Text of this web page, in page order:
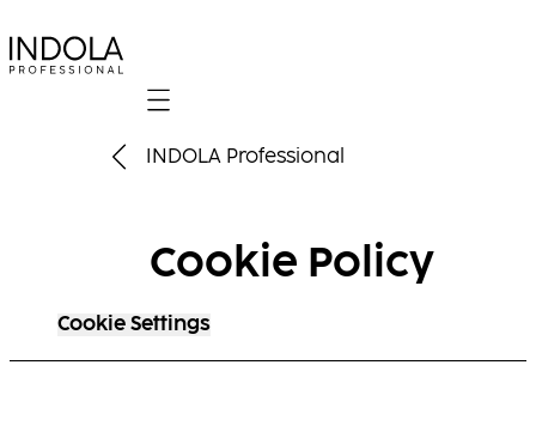
Mobile navigation
INDOLA Professional
Cookie Policy
Cookie Settings